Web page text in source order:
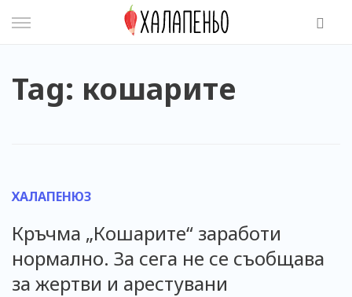
Tag: кошарите
ХАЛАПЕНЮЗ
Кръчма „Кошарите“ заработи
нормално. За сега не се съобщава
за жертви и арестувани